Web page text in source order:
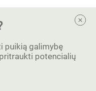
puikią galimybę
potencialių